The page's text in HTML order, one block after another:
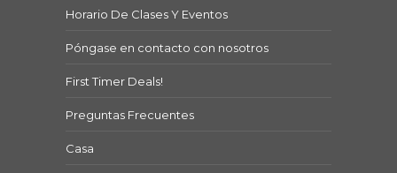
Horario De Clases Y Eventos
Póngase en contacto con nosotros
First Timer Deals!
Preguntas Frecuentes
Casa